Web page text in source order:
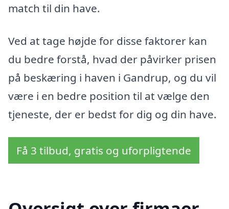
match til din have.
Ved at tage højde for disse faktorer kan
du bedre forstå, hvad der påvirker prisen
på beskæring i haven i Gandrup, og du vil
være i en bedre position til at vælge den
tjeneste, der er bedst for dig og din have.
Få 3 tilbud, gratis og uforpligtende